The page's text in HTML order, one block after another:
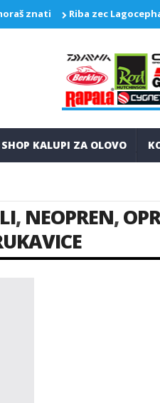
znati Riba zec
SHOP KALUPI ZA OLOVO
, NEOPREN,